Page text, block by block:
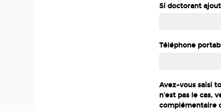
Si doctorant
Téléphone
Avez-vous saisi
n'est pas le cas,
complémentaire